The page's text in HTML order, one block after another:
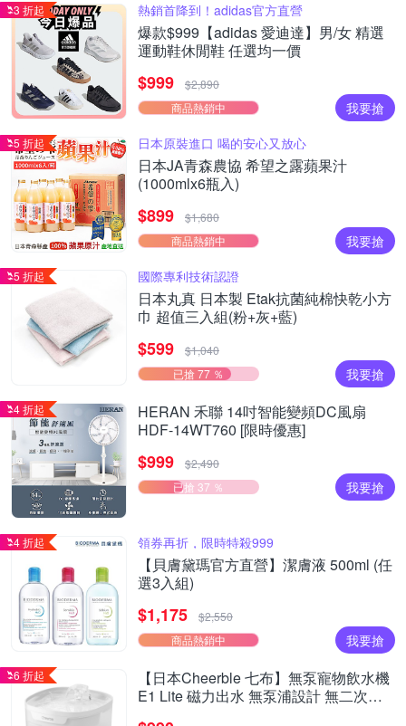
3 折起 熱銷首降到！adidas官方直營
爆款$999【adidas 愛迪達】男/女 精選
運動鞋休閒鞋 任選均一價
$999
$2,890
商品熱銷中
我要搶
5 折起 日本原裝進口 喝的安心又放心
日本JA青森農協 希望之露蘋果汁
(1000mlx6瓶入)
$899
$1,680
商品熱銷中
我要搶
5 折起 國際專利技術認證
日本丸真 日本製 Etak抗菌純棉快乾小方
巾 超值三入組(粉+灰+藍)
$599
$1,040
已搶 77 ％
我要搶
4 折起
HERAN 禾聯 14吋智能變頻DC風扇
HDF-14WT760 [限時優惠]
$999
$2,490
已搶 37 ％
我要搶
4 折起 領券再折，限時特殺999
【貝膚黛瑪官方直營】潔膚液 500ml (任
選3入組)
$1,175
$2,550
商品熱銷中
我要搶
6 折起
【日本Cheerble 七布】無泵寵物飲水機
E1 Lite 磁力出水 無泵浦設計 無二次汙